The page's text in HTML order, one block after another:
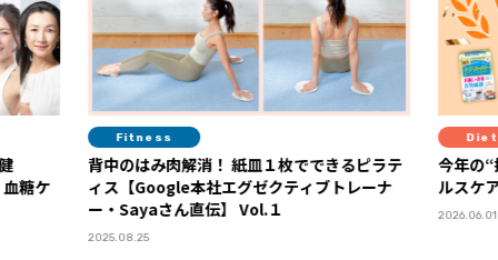
Fitness
背中のはみ肉解消！ 紙皿１枚でできるピラテ
ィス【Google本社エグゼクティブトレーナ
ー・Sayaさん直伝】 Vol.１
2025.08.25
Diet
今年の“推しヘ
ルスケア大賞
2026.06.01